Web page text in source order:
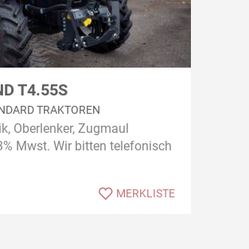
T4.55S
TRAKTOREN
Oberlenker, Zugmaul
Mwst. Wir bitten telefonisch
MERKLISTE